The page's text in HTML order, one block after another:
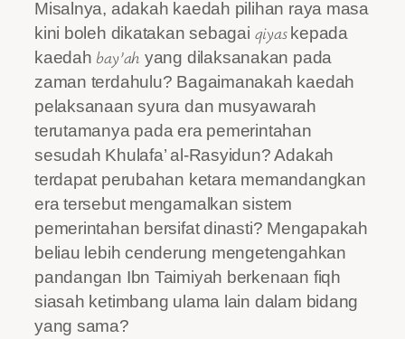
Misalnya, adakah kaedah pilihan raya masa
kini boleh dikatakan sebagai qiyas kepada
kaedah bay’ah yang dilaksanakan pada
zaman terdahulu? Bagaimanakah kaedah
pelaksanaan syura dan musyawarah
terutamanya pada era pemerintahan
sesudah Khulafa’ al-Rasyidun? Adakah
terdapat perubahan ketara memandangkan
era tersebut mengamalkan sistem
pemerintahan bersifat dinasti? Mengapakah
beliau lebih cenderung mengetengahkan
pandangan Ibn Taimiyah berkenaan fiqh
siasah ketimbang ulama lain dalam bidang
yang sama?